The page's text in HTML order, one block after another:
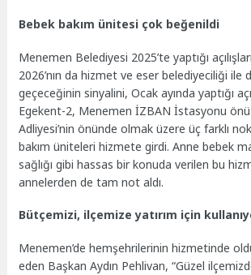
Bebek bakım ünitesi çok beğenildi
Menemen Belediyesi 2025’te yaptığı
2026’nın da hizmet ve eser belediyeciliği ile
geçeceğinin sinyalini, Ocak ayında yaptığı
Egekent-2, Menemen İZBAN İstasyonu
Adliyesi’nin önünde olmak üzere üç farklı
bakım üniteleri hizmete girdi. Anne bebek
sağlığı gibi hassas bir konuda verilen bu
annelerden de tam not aldı.
Bütçemizi, ilçemize yatırım için
Menemen’de hemşehrilerinin hizmetinde
eden Başkan Aydın Pehlivan, “Güzel